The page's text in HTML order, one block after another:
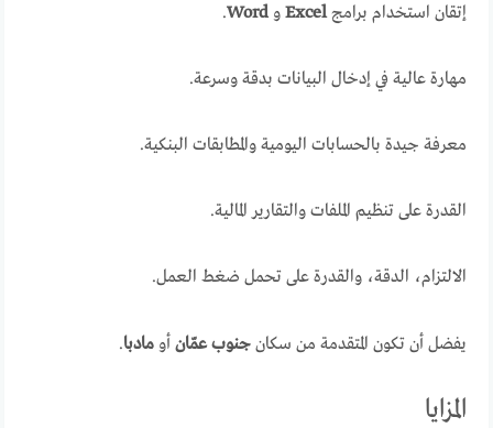
إتقان استخدام برامجExcel وWord
.
مهارة عالية في إدخال البيانات بدقة وسرعة.
معرفة جيدة بالحسابات اليومية والمطابقات البنكية.
القدرة على تنظيم الملفات والتقارير المالية.
الالتزام، الدقة، والقدرة على تحمل ضغط العمل.
يفضل أن تكون المتقدمة من سكانجنوب عمّان أومادبا.
المزايا